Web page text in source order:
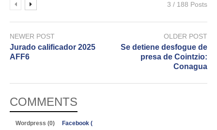
3 / 188 Posts
NEWER POST
Jurado calificador 2025
AFF6
OLDER POST
Se detiene desfogue de
presa de Cointzio:
Conagua
COMMENTS
Wordpress (0) Facebook (